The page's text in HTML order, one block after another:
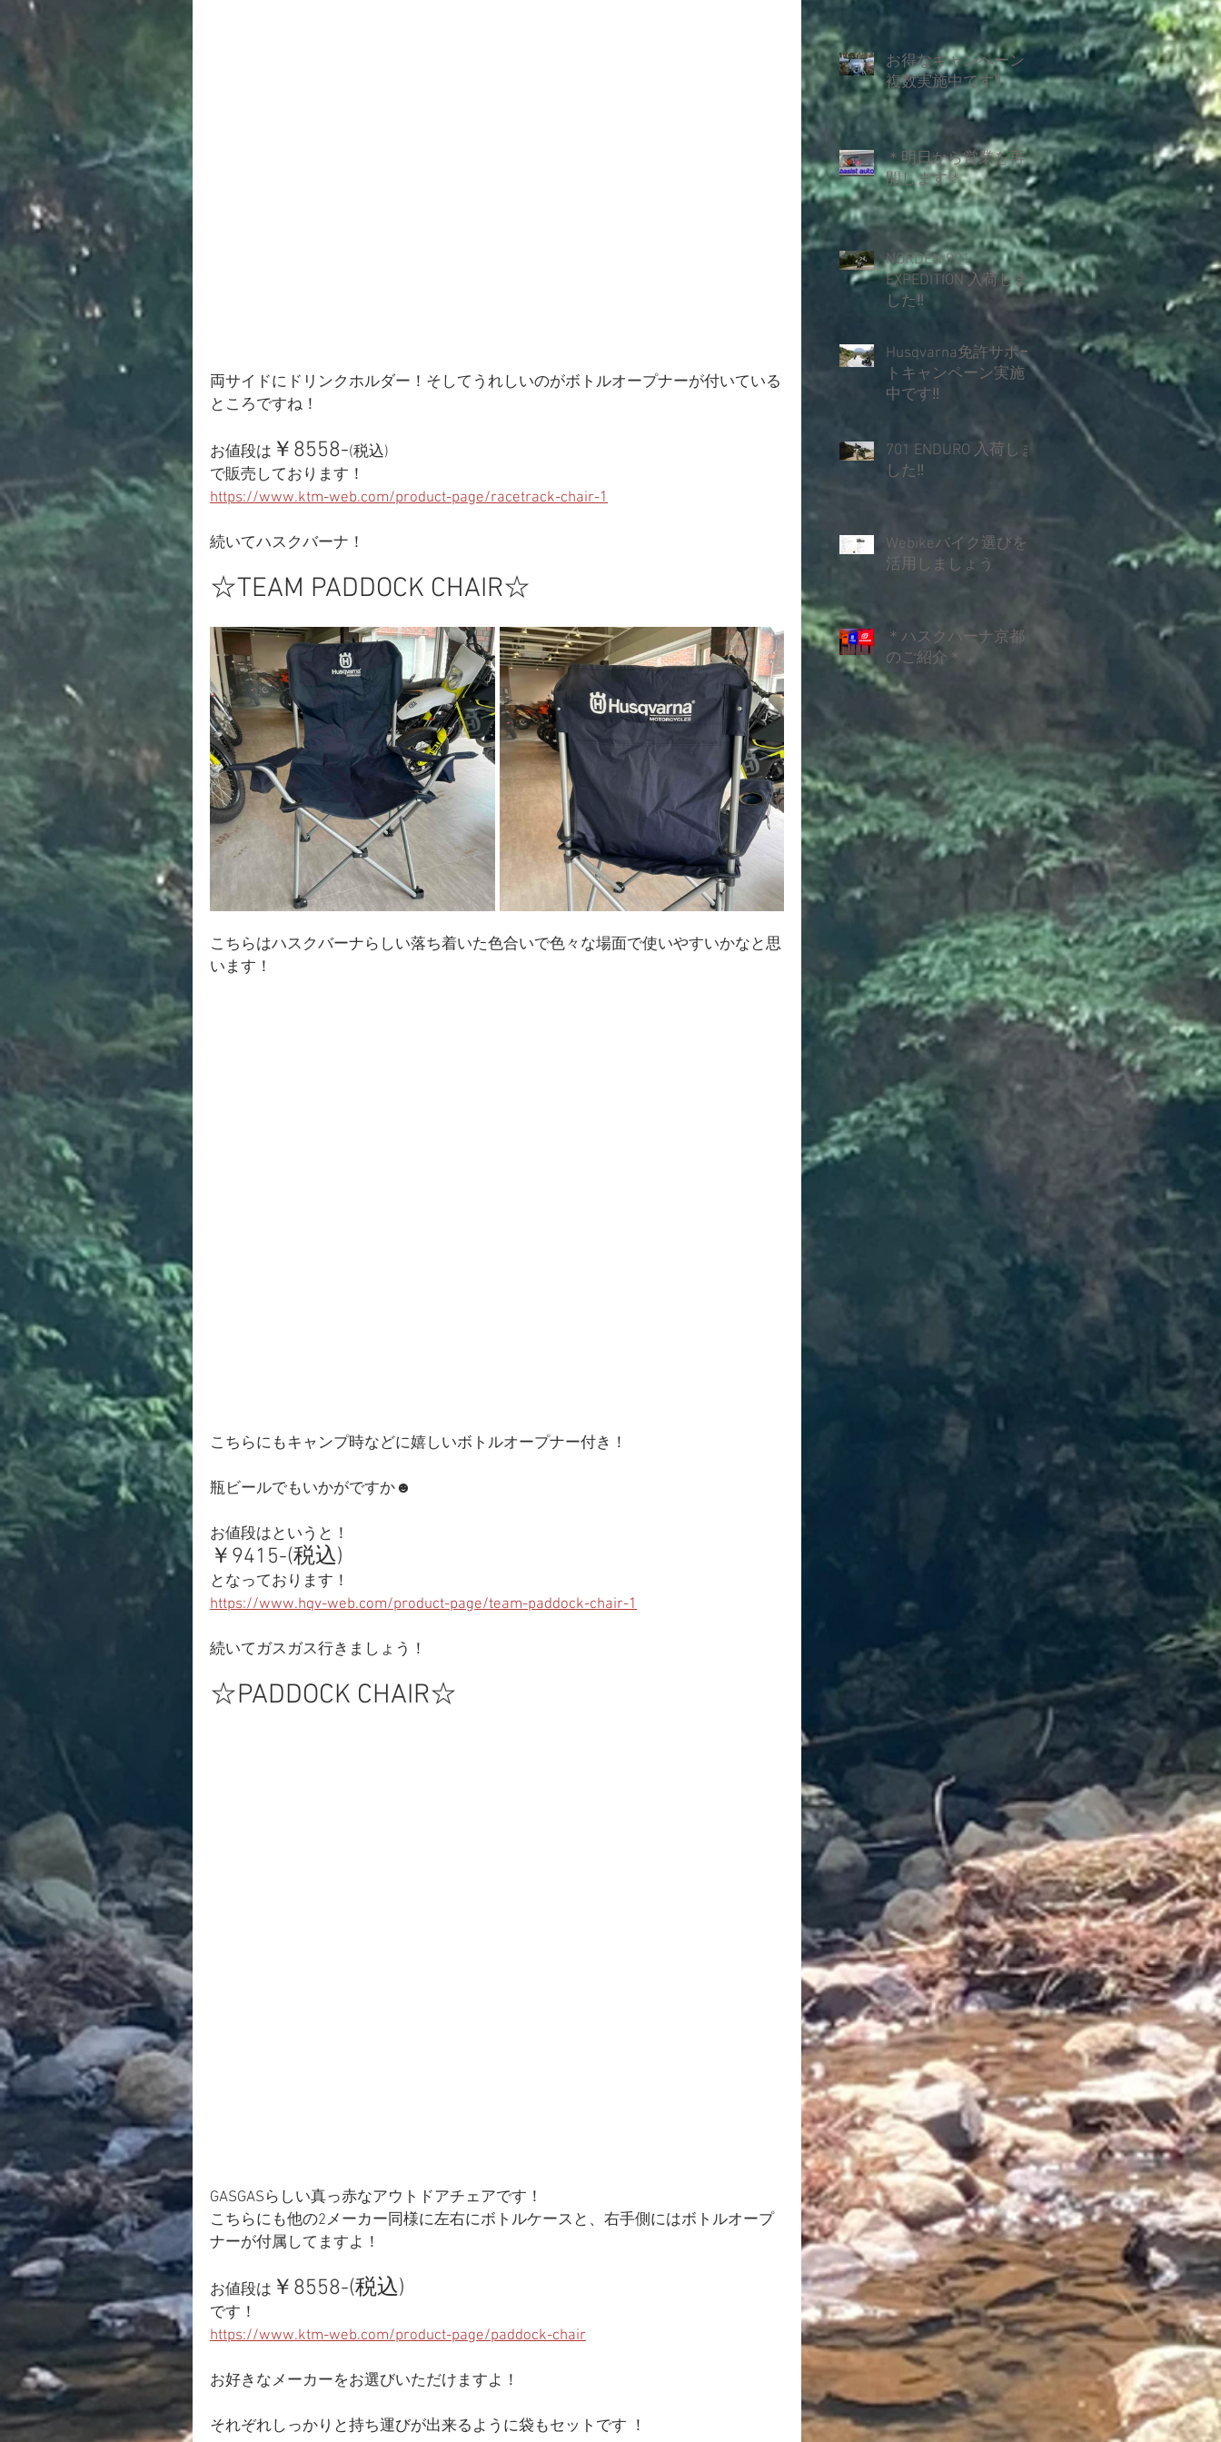
両サイドにドリンクホルダー！そしてうれしいのがボトルオープナーが付いている
ところですね！
お値段は ￥8558-(税込)
で販売しております！
https://www.ktm-web.com/product-page/racetrack-chair-1
続いてハスクバーナ！
☆TEAM PADDOCK CHAIR☆
こちらはハスクバーナらしい落ち着いた色合いで色々な場面で使いやすいかなと思
います！
こちらにもキャンプ時などに嬉しいボトルオープナー付き！
瓶ビールでもいかがですか☻
お値段はというと！
￥9415-(税込)
となっております！
https://www.hqv-web.com/product-page/team-paddock-chair-1
続いてガスガス行きましょう！
☆PADDOCK CHAIR☆
GASGASらしい真っ赤なアウトドアチェアです！
こちらにも他の2メーカー同様に左右にボトルケースと、右手側にはボトルオープ
ナーが付属してますよ！
お値段は ￥8558-(税込)
です！
https://www.ktm-web.com/product-page/paddock-chair
お好きなメーカーをお選びいただけますよ！
それぞれしっかりと持ち運びが出来るように袋もセットです ！
お得なキャンペーン
複数実施中です‼
＊明日から営業を再
開します＊
NORDEN 901
EXPEDITION 入荷しま
した‼
Husqvarna免許サポー
トキャンペーン実施
中です‼
701 ENDURO 入荷しま
した‼
Webikeバイク選びを
活用しましょう
＊ハスクバーナ京都
のご紹介＊